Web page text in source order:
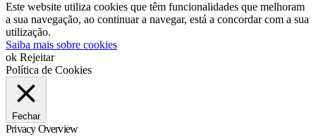
Este website utiliza cookies que têm funcionalidades que melhoram
a sua navegação, ao continuar a navegar, está a concordar com a sua
utilização.
Saiba mais sobre cookies
ok Rejeitar
Política de Cookies
Fechar
Privacy Overview